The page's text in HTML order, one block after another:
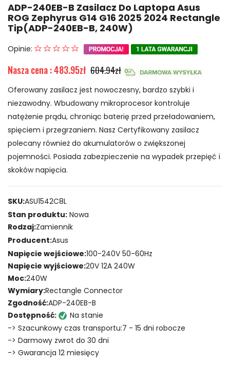
ADP-240EB-B Zasilacz Do Laptopa Asus
ROG Zephyrus G14 G16 2025 2024 Rectangle
Tip(ADP-240EB-B, 240W)
Opinie:
Nasza cena : 483.95zł 604.94zł
Oferowany zasilacz jest nowoczesny, bardzo szybki i
niezawodny. Wbudowany mikroprocesor kontroluje
natężenie prądu, chroniąc baterię przed przeładowaniem,
spięciem i przegrzaniem. Nasz Certyfikowany zasilacz
polecany również do akumulatorów o zwiększonej
pojemności. Posiada zabezpieczenie na wypadek przepięć i
skoków napięcia.
SKU:ASU1542C8L
Stan produktu: Nowa
Rodzaj:Zamiennik
Producent:Asus
Napięcie wejściowe:100-240V 50-60Hz
Napięcie wyjściowe:20V 12A 240W
Moc:240W
Wymiary:Rectangle Connector
Zgodność:ADP-240EB-B
Dostępność:
Na stanie
-> Szacunkowy czas transportu:7 - 15 dni robocze
-> Darmowy zwrot do 30 dni
-> Gwarancja 12 miesięcy